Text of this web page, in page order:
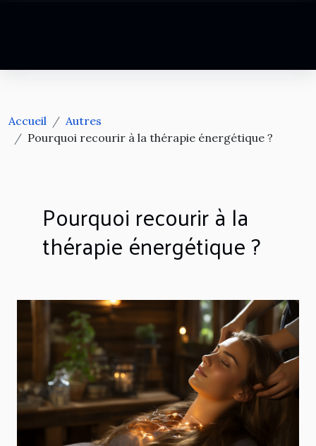
Accueil
Autres
Pourquoi recourir à la thérapie énergétique ?
Pourquoi recourir à la
thérapie énergétique ?